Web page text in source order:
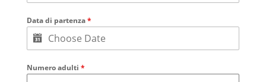
Data di partenza*
Numero adulti *